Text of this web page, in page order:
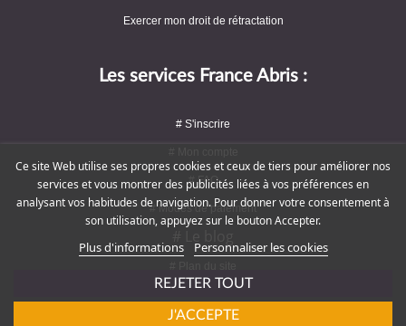
Exercer mon droit de rétractation
Les services France Abris :
# S'inscrire
# FAQ
# Modes de paiement
Rejoignez-nous !
Ce site Web utilise ses propres cookies et ceux de tiers pour améliorer nos
services et vous montrer des publicités liées à vos préférences en
analysant vos habitudes de navigation. Pour donner votre consentement à
son utilisation, appuyez sur le bouton Accepter.
Plus d'informations Personnaliser les cookies
REJETER TOUT
J'ACCEPTE